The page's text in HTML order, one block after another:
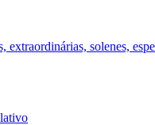
extraordinárias, solenes,